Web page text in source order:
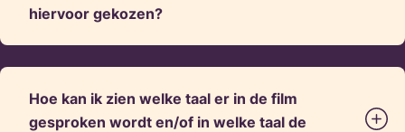
hiervoor gekozen?
Hoe kan ik zien welke taal er in de film
gesproken wordt en/of in welke taal de